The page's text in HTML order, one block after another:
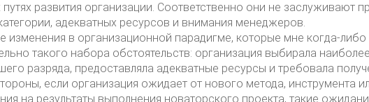
путях развития организации. Соответственно они не заслуживают
адекватных ресурсов и внимания менеджеров.
изменения в организационной парадигме, которые мне когда-либо
такого набора обстоятельств: организация выбирала
разряда, предоставляла адекватные ресурсы и требовала
если организация ожидает от нового метода, инструмента
на результаты выполнения новаторского проекта, такие